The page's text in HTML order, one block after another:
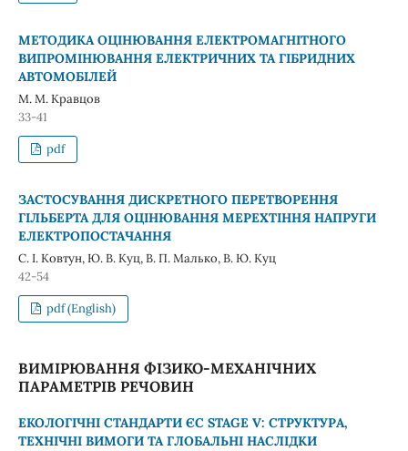
МЕТОДИКА ОЦІНЮВАННЯ ЕЛЕКТРОМАГНІТНОГО
ВИПРОМІНЮВАННЯ ЕЛЕКТРИЧНИХ ТА ГІБРИДНИХ
АВТОМОБІЛЕЙ
М. M. Кравцов
33-41
pdf
ЗАСТОСУВАННЯ ДИСКРЕТНОГО ПЕРЕТВОРЕННЯ
ГІЛЬБЕРТА ДЛЯ ОЦІНЮВАННЯ МЕРЕХТІННЯ НАПРУГИ
ЕЛЕКТРОПОСТАЧАННЯ
С. І. Ковтун, Ю. В. Куц, В. П. Малько, В. Ю. Куц
42-54
pdf (English)
ВИМІРЮВАННЯ ФІЗИКО-МЕХАНІЧНИХ
ПАРАМЕТРІВ РЕЧОВИН
ЕКОЛОГІЧНІ СТАНДАРТИ ЄС STAGE V: СТРУКТУРА,
ТЕХНІЧНІ ВИМОГИ ТА ГЛОБАЛЬНІ НАСЛІДКИ